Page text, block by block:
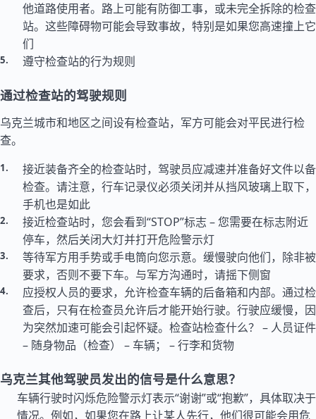
他道路使用者。路上可能有防御工事，或未完全拆除的检查
站。这些障碍物可能会导致事故，特别是如果您高速撞上它
们
遵守检查站的行为规则
通过检查站的驾驶规则
乌克兰城市和地区之间设有检查站，军方可能会对平民进行检
查。
接近装备齐全的检查站时，驾驶员应减速并准备好文件以备
检查。请注意，行车记录仪必须关闭并从挡风玻璃上取下，
手机也是如此
接近检查站时，您会看到“STOP”标志 – 您需要在标志附近
停车，然后关闭大灯并打开危险警示灯
等待军方用手势或手电筒向您示意。缓慢驶向他们，除非被
要求，否则不要下车。与军方沟通时，请摇下侧窗
应授权人员的要求，允许检查车辆的后备箱和内部。通过检
查后，只有在检查员允许后才能开始行驶。行驶应缓慢，因
为突然加速可能会引起怀疑。检查站检查什么？ – 人员证件
– 随身物品（检查） – 车辆； – 行李和货物
乌克兰其他驾驶员发出的信号是什么意思？
车辆行驶时闪烁危险警示灯表示“谢谢”或“抱歉”，具体取决于
情况。例如，如果您在路上让某人先行，他们很可能会用危